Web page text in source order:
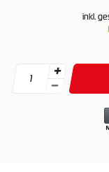
inkl.